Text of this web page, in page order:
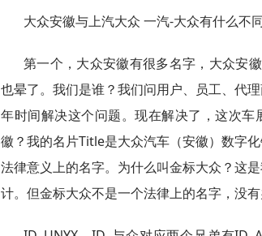
大众安徽与上汽大众 一汽-大众有什么不
第一个，大众安徽有很多名字，大众安
也晕了。我们是谁？我们问用户、员工、代
年时间解决这个问题。现在解决了，这次
徽？我的名片Title是大众汽车（安徽）数字
法律意义上的名字。为什么叫金标大众？这
计。但金标大众不是一个法律上的名字，没